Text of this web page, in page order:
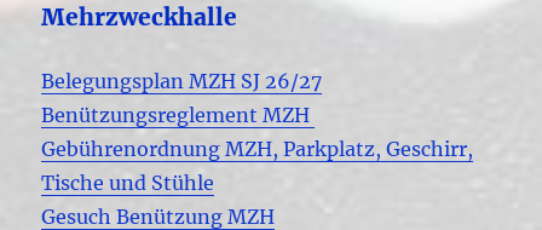
Mehrzweckhalle
Belegungsplan MZH SJ 26/27
Benützungsreglement MZH
Gebührenordnung MZH, Parkplatz, Geschirr,
Tische und Stühle
Gesuch Benützung MZH